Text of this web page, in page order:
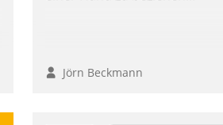
Jörn Beckmann